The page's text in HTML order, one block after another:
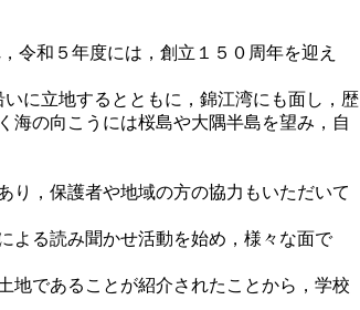
和５年度には，創立１５０周年を迎え
に立地するとともに，錦江湾にも面し，歴
の向こうには桜島や大隅半島を望み，自
，保護者や地域の方の協力もいただいて
よる読み聞かせ活動を始め，様々な面で
であることが紹介されたことから，学校